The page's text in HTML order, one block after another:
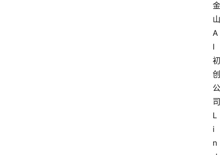
金
山
A
I
初
创
公
司
L
i
n